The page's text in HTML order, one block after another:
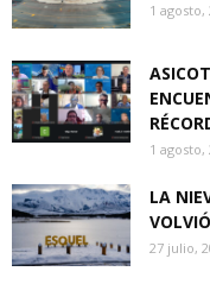
1 agosto,
1 agosto,
LA
27 julio,